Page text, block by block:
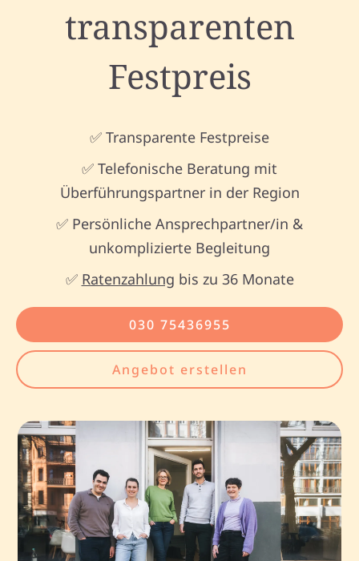
transparenten
Festpreis
✅ Transparente Festpreise
✅ Telefonische Beratung mit
Überführungspartner in der Region
✅ Persönliche Ansprechpartner/in &
unkomplizierte Begleitung
✅ Ratenzahlung bis zu 36 Monate
030 75436955
Angebot erstellen